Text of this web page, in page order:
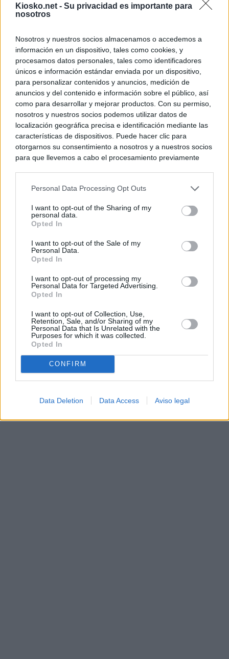
Kiosko.net - Su privacidad es importante para
nosotros
Nosotros y nuestros socios almacenamos o accedemos a
información en un dispositivo, tales como cookies, y
procesamos datos personales, tales como identificadores
únicos e información estándar enviada por un dispositivo,
para personalizar contenidos y anuncios, medición de
anuncios y del contenido e información sobre el público, así
como para desarrollar y mejorar productos. Con su permiso,
nosotros y nuestros socios podemos utilizar datos de
localización geográfica precisa e identificación mediante las
características de dispositivos. Puede hacer clic para
otorgarnos su consentimiento a nosotros y a nuestros socios
para que llevemos a cabo el procesamiento previamente
negar su consentimiento. Tenga en cuenta que algún
de su consentimiento, pero usted tiene el derecho de
rechazar tal procesamiento. Sus preferencias se aplicarán
cualquier momento entrando de nuevo en este sitio web o
visitando nuestra política de privacidad.
Personal Data Processing Opt Outs
I want to opt-out of the Sharing of my
personal data.
Opted In
I want to opt-out of the Sale of my
Personal Data.
Opted In
I want to opt-out of processing my
Personal Data for Targeted Advertising.
Opted In
I want to opt-out of Collection, Use,
Retention, Sale, and/or Sharing of my
Personal Data that Is Unrelated with the
Purposes for which it was collected.
Opted In
CONFIRM
Data Deletion Data Access Aviso legal